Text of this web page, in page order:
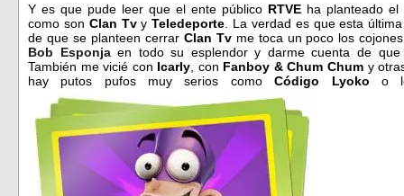
Y es que pude leer que el ente público RTVE ha planteado
como son Clan TvyTeledeporte . La verdad es que esta
de que se planteen cerrar Clan Tvme toca un poco los
Bob Esponjaen todo su esplendor y darme cuenta de que
También me vicié con Icarly , con Fanboy & Chum Chum y
hay putos pufos muy serios comoCódigo Lyoko o